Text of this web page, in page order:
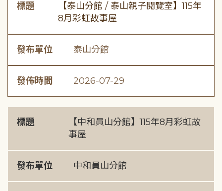
標題
【泰山分館 / 泰山親子閱覽室】115年
8月彩虹故事屋
發布單位 泰山分館
發佈時間 2026-07-29
標題
【中和員山分館】115年8月彩虹故
事屋
發布單位 中和員山分館